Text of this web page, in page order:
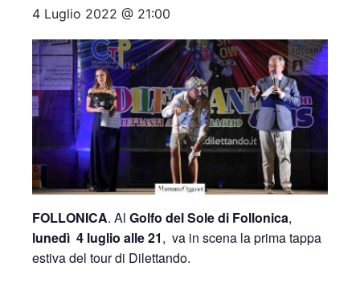
4 Luglio 2022 @ 21:00
FOLLONICA. Al Golfo del Sole di Follonica,
lunedì 4 luglio alle 21, va in scena la prima tappa
estiva del tour di Dilettando.